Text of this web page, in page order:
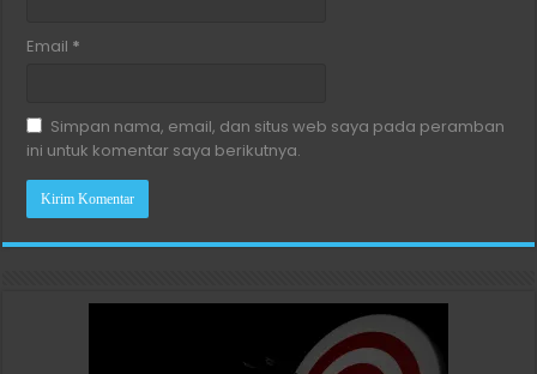
Email *
Simpan nama, email, dan situs web saya pada peramban
ini untuk komentar saya berikutnya.